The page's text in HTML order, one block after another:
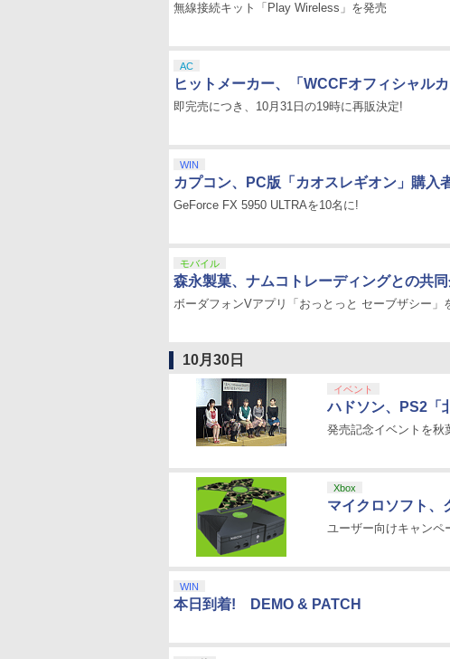
無線接続キット「Play Wireless」を発売
AC
ヒットメーカー、「WCCFオフィシャル
即完売につき、10月31日の19時に再販決定!
WIN
カプコン、PC版「カオスレギオン」購入
GeForce FX 5950 ULTRAを10名に!
モバイル
森永製菓、ナムコトレーディングとの共
ボーダフォンVアプリ「おっとっと セーブザシー」
10月30日
イベント
ハドソン、PS2「
発売記念イベントを秋
Xbox
マイクロソフト、
ユーザー向けキャンペ
WIN
本日到着! DEMO & PATCH